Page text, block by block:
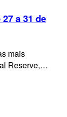
a 31 de
mais
Reserve,…